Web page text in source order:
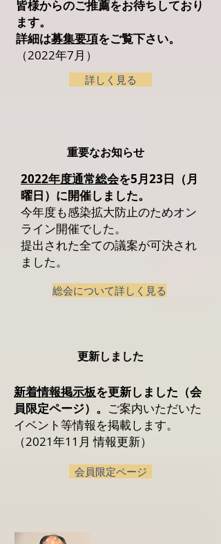
皆様からのご推薦をお待ちしており
ます。
詳細は募集要項をご覧下さい。
（2022年7月）
詳しく見る
​重要なお知らせ
2022年度通常総会を5月23日（月
曜日）に開催しました。
今年度も感染拡大防止のためオン
ライン開催でした。
提出された全ての議案が可決され
ました。
総会について詳しく見る
​更新しました
新着情報掲示板を更新しました （会
員限定ページ）。 ご案内いただいた
イベント等情報を掲載します。
（2021年11月 情報更新）
会員限定ページ